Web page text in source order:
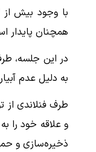
همچنان پایدار
در این جلسه،
به دلیل عدم آبیاری مطمئن، حدود
طرف فنلاندی از
و علاقه خود را
ذخیره‌سازی و